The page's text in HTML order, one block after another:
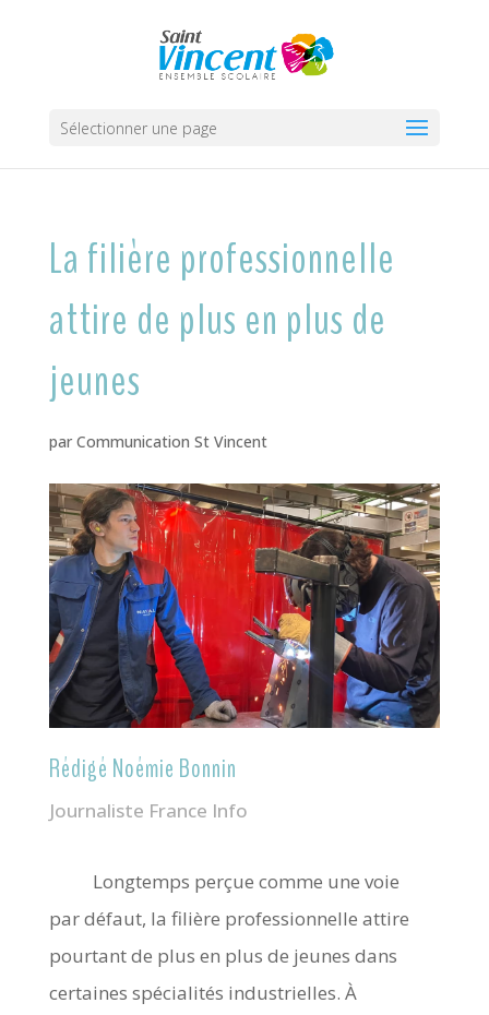
Sélectionner une page
La filière professionnelle
attire de plus en plus de
jeunes
par Communication St Vincent
Rédigé Noémie Bonnin
Journaliste France Info
Longtemps perçue comme une voie
par défaut, la filière professionnelle attire
pourtant de plus en plus de jeunes dans
certaines spécialités industrielles. À